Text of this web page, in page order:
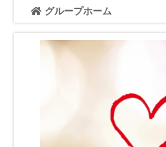
グループホーム